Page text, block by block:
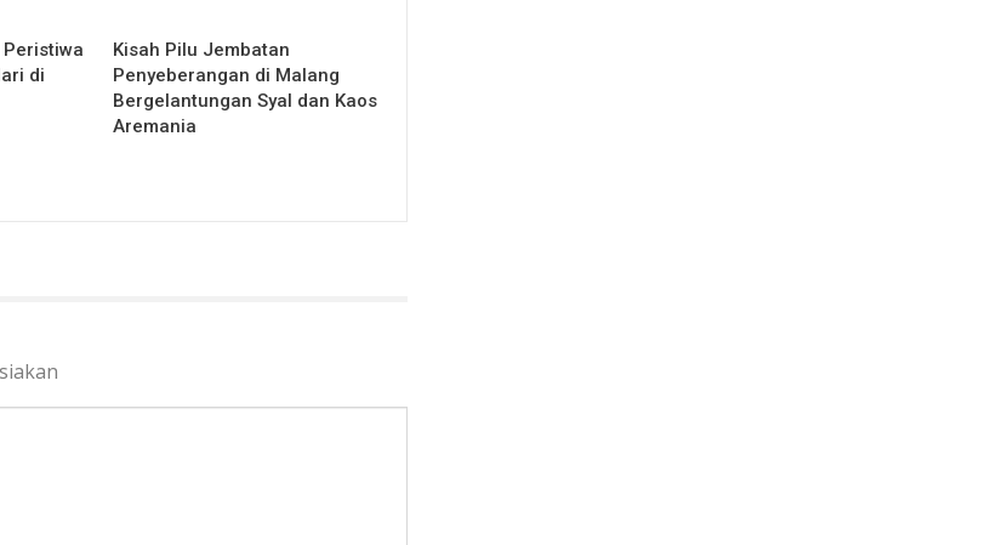
di
Kisah Pilu Jembatan
Penyeberangan di Malang
Bergelantungan Syal dan Kaos
Aremania